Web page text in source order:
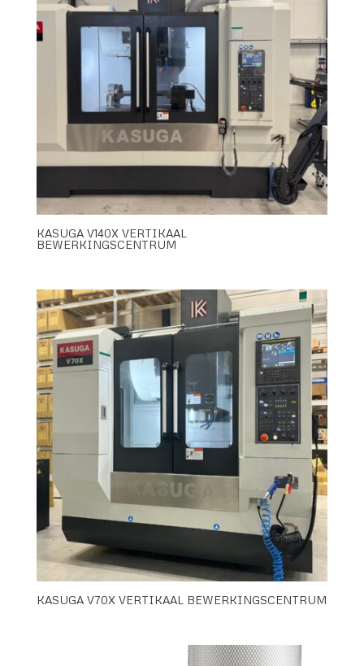
KASUGA V140X VERTIKAAL
BEWERKINGSCENTRUM
KASUGA V70X VERTIKAAL BEWERKINGSCENTRUM